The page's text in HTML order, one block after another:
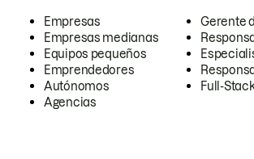
Empresas
Empresas medianas
Equipos pequeños
Emprendedores
Autónomos
Agencias
Gerente
Full-